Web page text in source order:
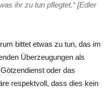
ihr zu tun pflegtet.“ [Edler
bittet etwas zu tun, das im
Überzeugungen als
oder das
respektvoll, dass dies kein